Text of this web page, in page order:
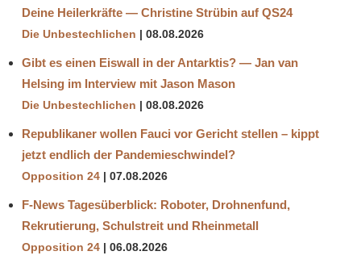
Deine Heilerkräfte — Christine Strübin auf QS24
Die Unbestechlichen 08.08.2026
Gibt es einen Eiswall in der Antarktis? — Jan van
Helsing im Interview mit Jason Mason
Die Unbestechlichen 08.08.2026
Republikaner wollen Fauci vor Gericht stellen – kippt
jetzt endlich der Pandemieschwindel?
Opposition 24 07.08.2026
F-News Tagesüberblick: Roboter, Drohnenfund,
Rekrutierung, Schulstreit und Rheinmetall
Opposition 24 06.08.2026